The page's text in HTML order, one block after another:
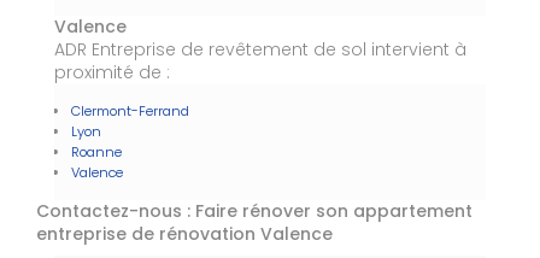
Valence
ADR Entreprise de revêtement de sol intervient à
proximité de :
Clermont-Ferrand
Lyon
Roanne
Valence
Contactez-nous : Faire rénover son appartement
entreprise de rénovation Valence